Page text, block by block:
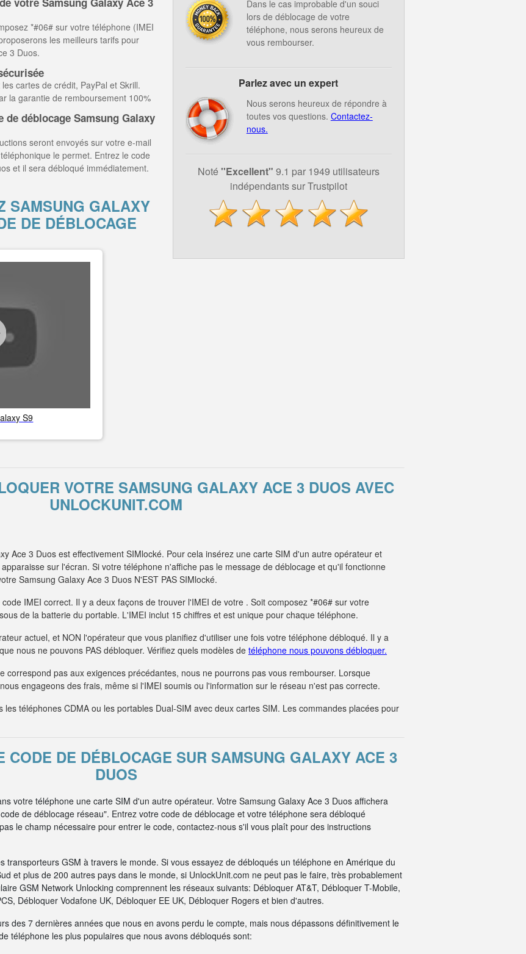
*#06# sur votre téléphone (IMEI
les meilleurs tarifs pour
3 Duos.
cartes de crédit, PayPal et Skrill.
la garantie de remboursement 100%
de déblocage Samsung Galaxy
seront envoyés sur votre e-mail
le permet. Entrez le code
et il sera débloqué immédiatement.
SAMSUNG GALAXY
DE DÉBLOCAGE
S9
Dans le cas improbable d'un souci
lors de déblocage de votre
téléphone, nous serons heureux de
vous rembourser.
Parlez avec un expert
Nous serons heureux de répondre à
toutes vos questions. Contactez-
nous.
Noté ''Excellent" 9.1 par 1949 utilisateurs
indépendants sur Trustpilot
VOTRE SAMSUNG GALAXY ACE 3 DUOS AVEC
UNLOCKUNIT.COM
Ace 3 Duos est effectivement SIMlocké. Pour cela insérez une carte SIM d'un autre opérateur et
sur l'écran. Si votre téléphone n'affiche pas le message de déblocage et qu'il fonctionne
Samsung Galaxy Ace 3 Duos N'EST PAS SIMlocké.
IMEI correct. Il y a deux façons de trouver l'IMEI de votre . Soit composez *#06# sur votre
de la batterie du portable. L'IMEI inclut 15 chiffres et est unique pour chaque téléphone.
actuel, et NON l'opérateur que vous planifiez d'utiliser une fois votre téléphone débloqué. Il y a
nous ne pouvons PAS débloquer. Vérifiez quels modèles de téléphone nous pouvons débloquer.
correspond pas aux exigences précédantes, nous ne pourrons pas vous rembourser. Lorsque
engageons des frais, même si l'IMEI soumis ou l'information sur le réseau n'est pas correcte.
les téléphones CDMA ou les portables Dual-SIM avec deux cartes SIM. Les commandes placées pour
CODE DE DÉBLOCAGE SUR SAMSUNG GALAXY ACE 3
DUOS
votre téléphone une carte SIM d'un autre opérateur. Votre Samsung Galaxy Ace 3 Duos affichera
de déblocage réseau". Entrez votre code de déblocage et votre téléphone sera débloqué
le champ nécessaire pour entrer le code, contactez-nous s'il vous plaît pour des instructions
transporteurs GSM à travers le monde. Si vous essayez de débloqués un téléphone en Amérique du
et plus de 200 autres pays dans le monde, si UnlockUnit.com ne peut pas le faire, très probablement
GSM Network Unlocking comprennent les réseaux suivants: Débloquer AT&T, Débloquer T-Mobile,
Débloquer Vodafone UK, Débloquer EE UK, Débloquer Rogers et bien d'autres.
des 7 dernières années que nous en avons perdu le compte, mais nous dépassons définitivement le
téléphone les plus populaires que nous avons débloqués sont: